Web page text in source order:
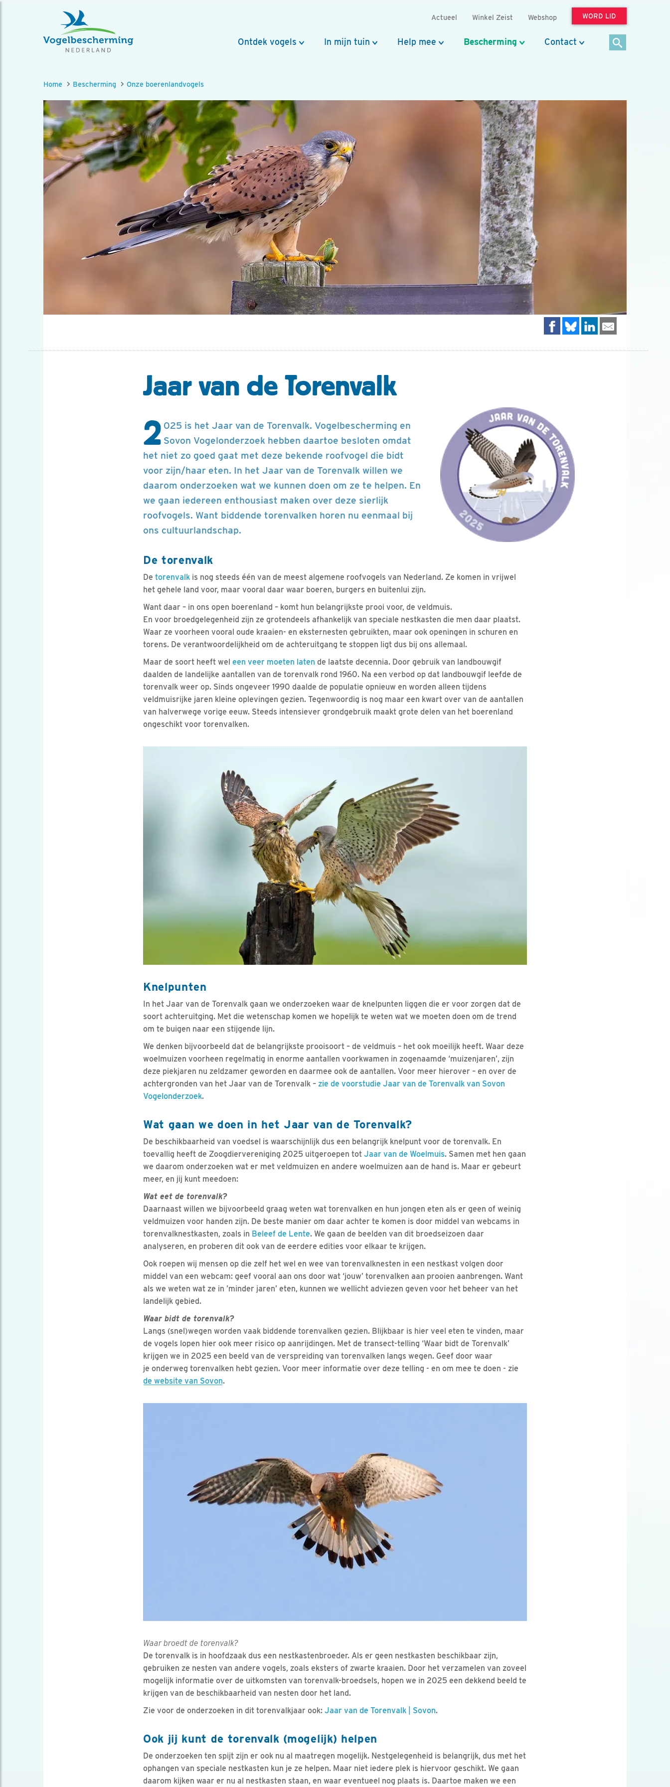
Actueel Winkel Zeist Webshop WORD LID
Ontdek vogels In mijn tuin Help mee Bescherming Contact
Home Bescherming Onze boerenlandvogels
Jaar van de Torenvalk
2 025 is het Jaar van de Torenvalk. Vogelbescherming en
Sovon Vogelonderzoek hebben daartoe besloten omdat
het niet zo goed gaat met deze bekende roofvogel die bidt
voor zijn/haar eten. In het Jaar van de Torenvalk willen we
daarom onderzoeken wat we kunnen doen om ze te helpen. En
we gaan iedereen enthousiast maken over deze sierlijk
roofvogels. Want biddende torenvalken horen nu eenmaal bij
ons cultuurlandschap.
De torenvalk
De torenvalk is nog steeds één van de meest algemene roofvogels van Nederland. Ze komen in vrijwel
het gehele land voor, maar vooral daar waar boeren, burgers en buitenlui zijn.
Want daar – in ons open boerenland – komt hun belangrijkste prooi voor, de veldmuis.
En voor broedgelegenheid zijn ze grotendeels afhankelijk van speciale nestkasten die men daar plaatst.
Waar ze voorheen vooral oude kraaien- en eksternesten gebruikten, maar ook openingen in schuren en
torens. De verantwoordelijkheid om de achteruitgang te stoppen ligt dus bij ons allemaal.
Maar de soort heeft wel een veer moeten laten de laatste decennia. Door gebruik van landbouwgif
daalden de landelijke aantallen van de torenvalk rond 1960. Na een verbod op dat landbouwgif leefde de
torenvalk weer op. Sinds ongeveer 1990 daalde de populatie opnieuw en worden alleen tijdens
veldmuisrijke jaren kleine oplevingen gezien. Tegenwoordig is nog maar een kwart over van de aantallen
van halverwege vorige eeuw. Steeds intensiever grondgebruik maakt grote delen van het boerenland
ongeschikt voor torenvalken.
Knelpunten
In het Jaar van de Torenvalk gaan we onderzoeken waar de knelpunten liggen die er voor zorgen dat de
soort achteruitging. Met die wetenschap komen we hopelijk te weten wat we moeten doen om de trend
om te buigen naar een stijgende lijn.
We denken bijvoorbeeld dat de belangrijkste prooisoort – de veldmuis – het ook moeilijk heeft. Waar deze
woelmuizen voorheen regelmatig in enorme aantallen voorkwamen in zogenaamde ‘muizenjaren’, zijn
deze piekjaren nu zeldzamer geworden en daarmee ook de aantallen. Voor meer hierover – en over de
achtergronden van het Jaar van de Torenvalk – zie de voorstudie Jaar van de Torenvalk van Sovon
Vogelonderzoek.
Wat gaan we doen in het Jaar van de Torenvalk?
De beschikbaarheid van voedsel is waarschijnlijk dus een belangrijk knelpunt voor de torenvalk. En
toevallig heeft de Zoogdiervereniging 2025 uitgeroepen tot Jaar van de Woelmuis. Samen met hen gaan
we daarom onderzoeken wat er met veldmuizen en andere woelmuizen aan de hand is. Maar er gebeurt
meer, en jij kunt meedoen:
Wat eet de torenvalk?
Daarnaast willen we bijvoorbeeld graag weten wat torenvalken en hun jongen eten als er geen of weinig
veldmuizen voor handen zijn. De beste manier om daar achter te komen is door middel van webcams in
torenvalknestkasten, zoals in Beleef de Lente. We gaan de beelden van dit broedseizoen daar
analyseren, en proberen dit ook van de eerdere edities voor elkaar te krijgen.
Ook roepen wij mensen op die zelf het wel en wee van torenvalknesten in een nestkast volgen door
middel van een webcam: geef vooral aan ons door wat ‘jouw’ torenvalken aan prooien aanbrengen. Want
als we weten wat ze in ’minder jaren’ eten, kunnen we wellicht adviezen geven voor het beheer van het
landelijk gebied.
Waar bidt de torenvalk?
Langs (snel)wegen worden vaak biddende torenvalken gezien. Blijkbaar is hier veel eten te vinden, maar
de vogels lopen hier ook meer risico op aanrijdingen. Met de transect-telling ‘Waar bidt de Torenvalk’
krijgen we in 2025 een beeld van de verspreiding van torenvalken langs wegen. Geef door waar
je onderweg torenvalken hebt gezien. Voor meer informatie over deze telling - en om mee te doen - zie
de website van Sovon.
Waar broedt de torenvalk?
De torenvalk is in hoofdzaak dus een nestkastenbroeder. Als er geen nestkasten beschikbaar zijn,
gebruiken ze nesten van andere vogels, zoals eksters of zwarte kraaien. Door het verzamelen van zoveel
mogelijk informatie over de uitkomsten van torenvalk-broedsels, hopen we in 2025 een dekkend beeld te
krijgen van de beschikbaarheid van nesten door het land.
Zie voor de onderzoeken in dit torenvalkjaar ook: Jaar van de Torenvalk | Sovon.
Ook jij kunt de torenvalk (mogelijk) helpen
De onderzoeken ten spijt zijn er ook nu al maatregen mogelijk. Nestgelegenheid is belangrijk, dus met het
ophangen van speciale nestkasten kun je ze helpen. Maar niet iedere plek is hiervoor geschikt. We gaan
daarom kijken waar er nu al nestkasten staan, en waar eventueel nog plaats is. Daartoe maken we een